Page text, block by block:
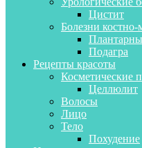
Цистит
Болезни
Подагра
Рецепты красоты
Косметические
Целлюлит
Волосы
Лицо
Тело
Похудение